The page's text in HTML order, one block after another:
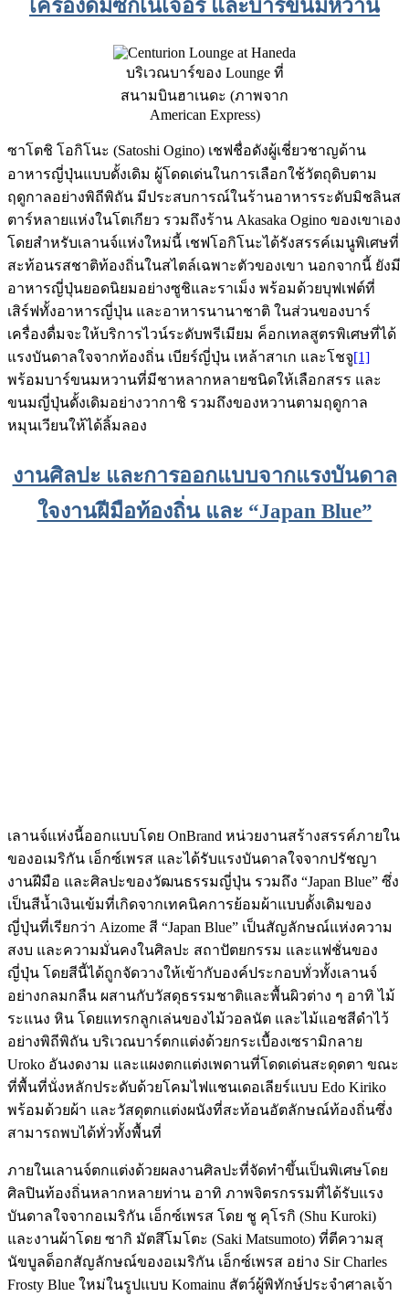
เครื่องดื่มซิกเนเจอร์ และบาร์ขนมหวาน
บริเวณบาร์ของ Lounge ที่
สนามบินฮาเนดะ (ภาพจาก
American Express)
ซาโตชิ โอกิโนะ (Satoshi Ogino) เชฟชื่อดังผู้เชี่ยวชาญด้าน
อาหารญี่ปุ่นแบบดั้งเดิม ผู้โดดเด่นในการเลือกใช้วัตถุดิบตาม
ฤดูกาลอย่างพิถีพิถัน มีประสบการณ์ในร้านอาหารระดับมิชลินส
ตาร์หลายแห่งในโตเกียว รวมถึงร้าน Akasaka Ogino ของเขาเอง
โดยสำหรับเลานจ์แห่งใหม่นี้ เชฟโอกิโนะได้รังสรรค์เมนูพิเศษที่
สะท้อนรสชาติท้องถิ่นในสไตล์เฉพาะตัวของเขา นอกจากนี้ ยังมี
อาหารญี่ปุ่นยอดนิยมอย่างซูชิและราเม็ง พร้อมด้วยบุฟเฟต์ที่
เสิร์ฟทั้งอาหารญี่ปุ่น และอาหารนานาชาติ ในส่วนของบาร์
เครื่องดื่มจะให้บริการไวน์ระดับพรีเมียม ค็อกเทลสูตรพิเศษที่ได้
แรงบันดาลใจจากท้องถิ่น เบียร์ญี่ปุ่น เหล้าสาเก และโชจู[1]
พร้อมบาร์ขนมหวานที่มีชาหลากหลายชนิดให้เลือกสรร และ
ขนมญี่ปุ่นดั้งเดิมอย่างวากาชิ รวมถึงของหวานตามฤดูกาล
หมุนเวียนให้ได้ลิ้มลอง
งานศิลปะ และการออกแบบจากแรงบันดาล
ใจงานฝีมือท้องถิ่น และ “Japan Blue”
เลานจ์แห่งนี้ออกแบบโดย OnBrand หน่วยงานสร้างสรรค์ภายใน
ของอเมริกัน เอ็กซ์เพรส และได้รับแรงบันดาลใจจากปรัชญา
งานฝีมือ และศิลปะของวัฒนธรรมญี่ปุ่น รวมถึง “Japan Blue” ซึ่ง
เป็นสีน้ำเงินเข้มที่เกิดจากเทคนิคการย้อมผ้าแบบดั้งเดิมของ
ญี่ปุ่นที่เรียกว่า Aizome สี “Japan Blue” เป็นสัญลักษณ์แห่งความ
สงบ และความมั่นคงในศิลปะ สถาปัตยกรรม และแฟชั่นของ
ญี่ปุ่น โดยสีนี้ได้ถูกจัดวางให้เข้ากับองค์ประกอบทั่วทั้งเลานจ์
อย่างกลมกลืน ผสานกับวัสดุธรรมชาติและพื้นผิวต่าง ๆ อาทิ ไม้
ระแนง หิน โดยแทรกลูกเล่นของไม้วอลนัต และไม้แอชสีดำไว้
อย่างพิถีพิถัน บริเวณบาร์ตกแต่งด้วยกระเบื้องเซรามิกลาย
Uroko อันงดงาม และแผงตกแต่งเพดานที่โดดเด่นสะดุดตา ขณะ
ที่พื้นที่นั่งหลักประดับด้วยโคมไฟแชนเดอเลียร์แบบ Edo Kiriko
พร้อมด้วยผ้า และวัสดุตกแต่งผนังที่สะท้อนอัตลักษณ์ท้องถิ่นซึ่ง
สามารถพบได้ทั่วทั้งพื้นที่
ภายในเลานจ์ตกแต่งด้วยผลงานศิลปะที่จัดทำขึ้นเป็นพิเศษโดย
ศิลปินท้องถิ่นหลากหลายท่าน อาทิ ภาพจิตรกรรมที่ได้รับแรง
บันดาลใจจากอเมริกัน เอ็กซ์เพรส โดย ชู คุโรกิ (Shu Kuroki)
และงานผ้าโดย ซากิ มัตสึโมโตะ (Saki Matsumoto) ที่ตีความสุ
นัขบูลด็อกสัญลักษณ์ของอเมริกัน เอ็กซ์เพรส อย่าง Sir Charles
Frosty Blue ใหม่ในรูปแบบ Komainu สัตว์ผู้พิทักษ์ประจำศาลเจ้า